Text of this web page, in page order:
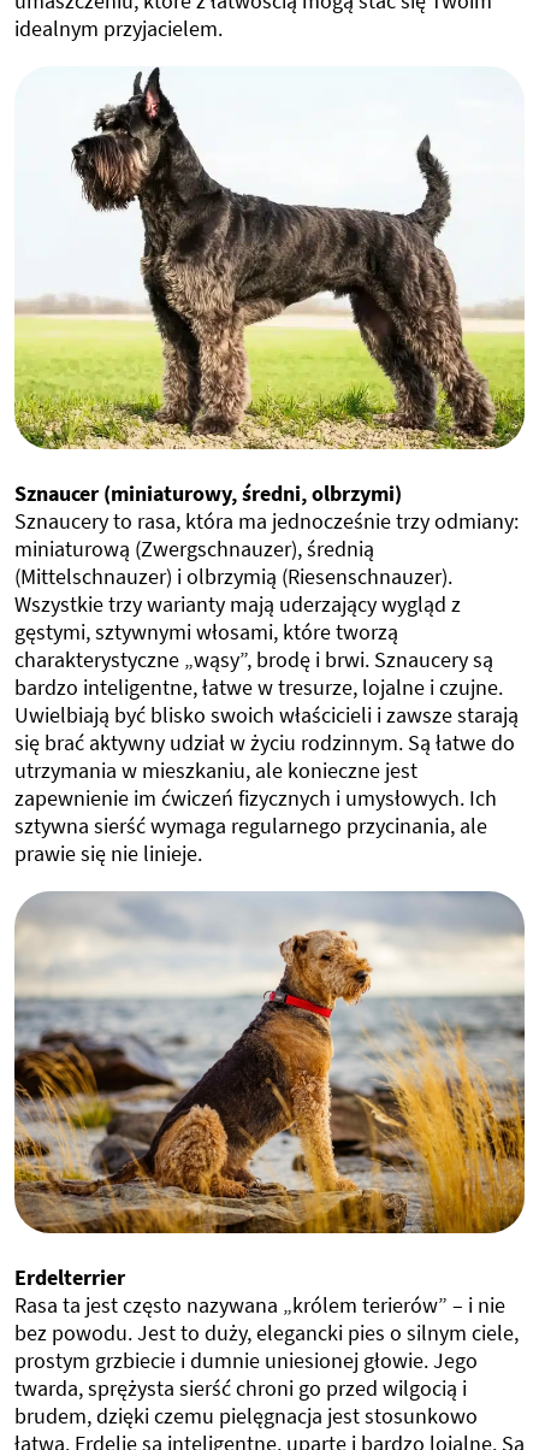
idealnym przyjacielem.
Sznaucer (miniaturowy, średni, olbrzymi)
Sznaucery to rasa, która ma jednocześnie trzy odmiany:
miniaturową (Zwergschnauzer), średnią
(Mittelschnauzer) i olbrzymią (Riesenschnauzer).
Wszystkie trzy warianty mają uderzający wygląd z
gęstymi, sztywnymi włosami, które tworzą
charakterystyczne „wąsy”, brodę i brwi. Sznaucery są
bardzo inteligentne, łatwe w tresurze, lojalne i czujne.
Uwielbiają być blisko swoich właścicieli i zawsze starają
się brać aktywny udział w życiu rodzinnym. Są łatwe do
utrzymania w mieszkaniu, ale konieczne jest
zapewnienie im ćwiczeń fizycznych i umysłowych. Ich
sztywna sierść wymaga regularnego przycinania, ale
prawie się nie linieje.
Erdelterrier
Rasa ta jest często nazywana „królem terierów” – i nie
bez powodu. Jest to duży, elegancki pies o silnym ciele,
prostym grzbiecie i dumnie uniesionej głowie. Jego
twarda, sprężysta sierść chroni go przed wilgocią i
brudem, dzięki czemu pielęgnacja jest stosunkowo
łatwa. Erdelie są inteligentne, uparte i bardzo lojalne. Są